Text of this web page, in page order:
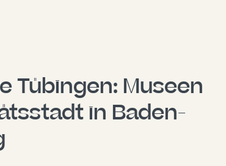
Tübingen: Museen
in Baden-